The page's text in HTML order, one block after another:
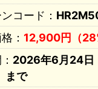
コード：
： 12,900円（
2026年6月24日
まで